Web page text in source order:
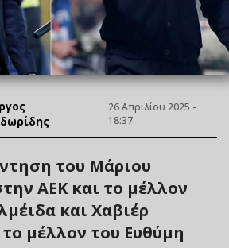
26 Απριλίου 2025 -
18:37
του Μάριου
ΑΕΚ και το μέλλον
και Χαβιέρ
μέλλον του Ευθύμη